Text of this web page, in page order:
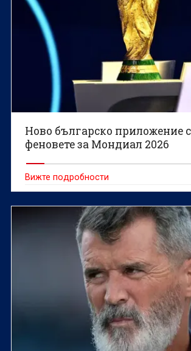
Ново българско приложение
феновете за Мондиал 2026
Вижте подробности